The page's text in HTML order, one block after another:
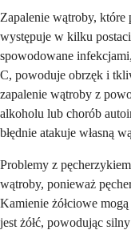
Zapalenie wątroby, które
występuje w kilku
spowodowane
C, powoduje obrzęk i
zapalenie wątroby z
alkoholu lub chorób
błędnie atakuje własną
Problemy z
wątroby, ponieważ
Kamienie żółciowe
jest żółć, powodując